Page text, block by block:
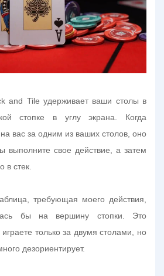
and Tile удерживает ваши столы в
стопке в углу экрана. Когда
вас за одним из ваших столов, оно
выполните свое действие, а затем
в стек.
требующая моего действия,
бы на вершину стопки. Это
только за двумя столами, но
дезориентирует.